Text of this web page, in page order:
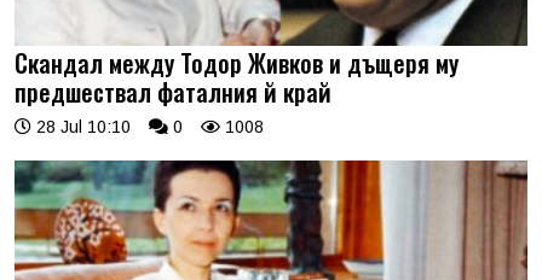
Скандал между Тодор Живков и дъщеря му
предшествал фаталния й край
28 Jul 10:10 0 1008